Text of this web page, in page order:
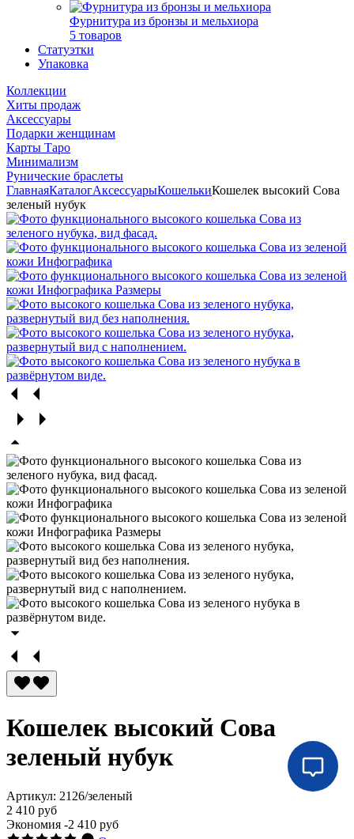
Фурнитура из бронзы и мельхиора
5 товаров
Статуэтки
Упаковка
Коллекции
Хиты продаж
Аксессуары
Подарки женщинам
Карты Таро
Минимализм
Рунические браслеты
ГлавнаяКаталогАксессуарыКошелькиКошелек высокий Сова
зеленый нубук
Кошелек высокий Сова
зеленый нубук
Артикул: 2126/зеленый
2 410 руб
Экономия -2 410 руб